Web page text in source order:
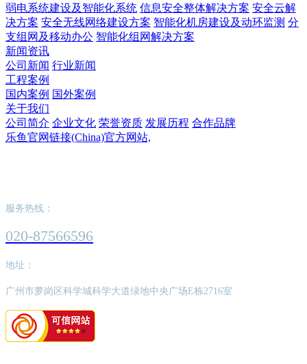
弱电系统建设及智能化系统 信息安全整体解决方案 安全云解
决方案 安全无线网络建设方案 智能化机房建设及动环监测 分
支组网及移动办公 智能化组网解决方案
新闻资讯
公司新闻 行业新闻
工程案例
国内案例 国外案例
关于我们
公司简介 企业文化 荣誉资质 发展历程 合作品牌
乐鱼官网链接(China)官方网站,
服务热线：
020-87566596
地址：
广州市萝岗区科学城科学大道绿地中央广场E栋2716室